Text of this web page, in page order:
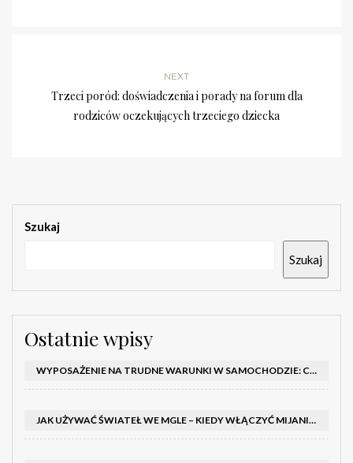
NEXT
Trzeci poród: doświadczenia i porady na forum dla
rodziców oczekujących trzeciego dziecka
Szukaj
Szukaj
Ostatnie wpisy
WYPOSAŻENIE NA TRUDNE WARUNKI W SAMOCHODZIE: CO MIEĆ ZIMĄ, W TRASIE I NA WYPADEK AWARII
JAK UŻYWAĆ ŚWIATEŁ WE MGLE – KIEDY WŁĄCZYĆ MIJANIA I PRZECIWMGIELNE ORAZ CZEGO NIE ROBIĆ